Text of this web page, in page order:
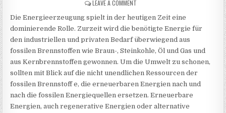
LEAVE A COMMENTON ERNEUERBARE ENERGIE
Die Energieerzeugung spielt in der heutigen Zeit eine
dominierende Rolle. Zurzeit wird die benötigte Energie für
den industriellen und privaten Bedarf überwiegend aus
fossilen Brennstoffen wie Braun-, Steinkohle, Öl und Gas und
aus Kernbrennstoffen gewonnen. Um die Umwelt zu schonen,
sollten mit Blick auf die nicht unendlichen Ressourcen der
fossilen Brennstoff e, die erneuerbaren Energien nach und
nach die fossilen Energiequellen ersetzen. Erneuerbare
Energien, auch regenerative Energien oder alternative